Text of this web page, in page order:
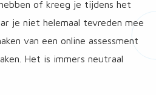
of kreeg je tijdens het
je niet helemaal tevreden mee
van een online assessment
Het is immers neutraal